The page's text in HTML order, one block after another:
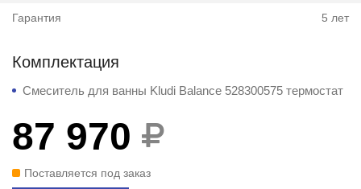
Гарантия 5 лет
Комплектация
Смеситель для ванны Kludi Balance 528300575 термостат
87 970
Поставляется под заказ